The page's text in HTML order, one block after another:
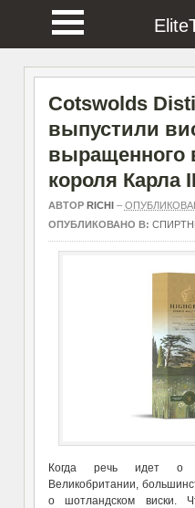
Cotswolds
выпустили
выращенного
короля Карла
АВТОР RICHI–
ОПУБЛИКОВАНО В:
Когда речь идет о
Великобритании,
о шотландском виски.